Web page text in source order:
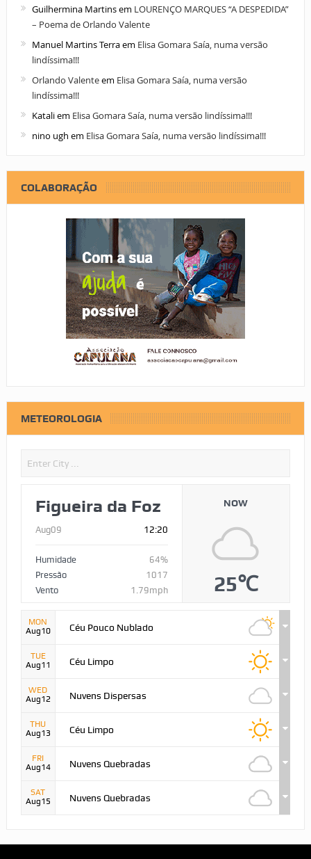
Guilhermina Martinsem LOURENÇO MARQUES “A DESPEDIDA”
– Poema de Orlando Valente
Manuel Martins Terraem Elisa Gomara Saía, numa versão
lindíssima!!!
Orlando Valenteem Elisa Gomara Saía, numa versão
lindíssima!!!
Kataliem Elisa Gomara Saía, numa versão lindíssima!!!
nino ugh em Elisa Gomara Saía, numa versão lindíssima!!!
COLABORAÇÃO
METEOROLOGIA
Figueira da Foz
Aug09 12:20
Humidade
64%
Pressão
1017
Vento
1.79mph
NOW
25℃
MON
Aug10
Céu Pouco Nublado
TUE
Aug11
Céu Limpo
WED
Aug12
Nuvens Dispersas
THU
Aug13
Céu Limpo
FRI
Aug14
Nuvens Quebradas
SAT
Aug15
Nuvens Quebradas